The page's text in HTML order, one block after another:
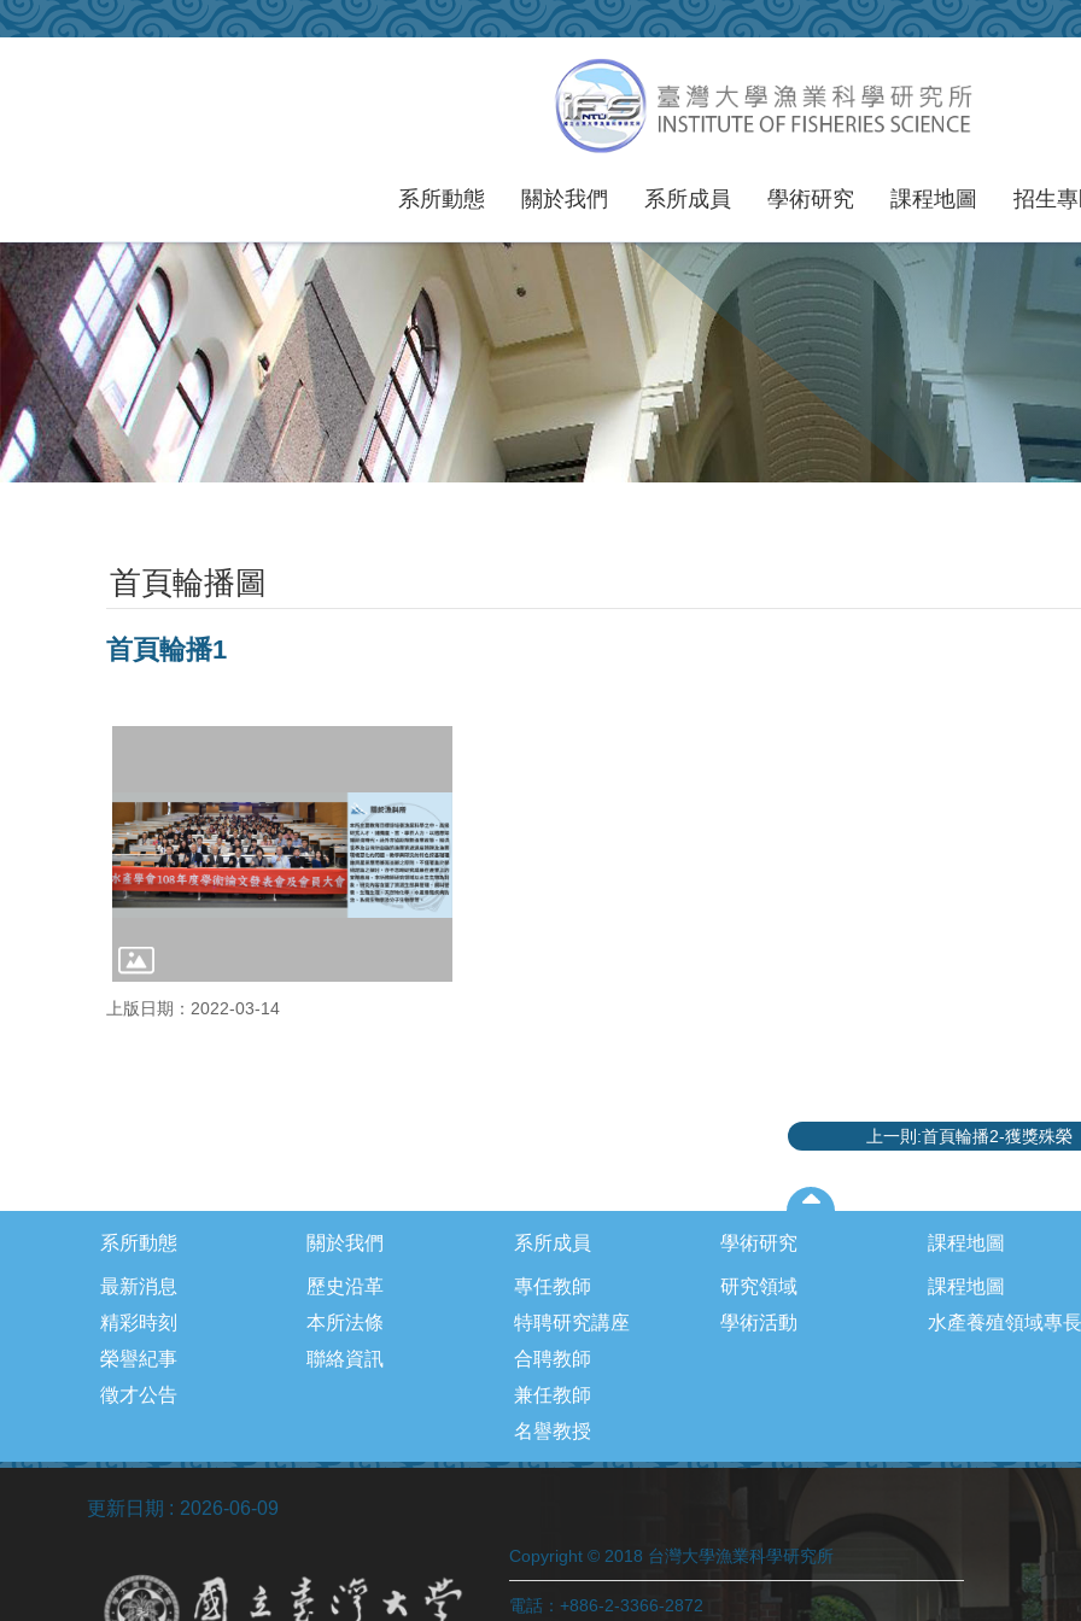
跳到主要內容區塊
系所動態 關於我們 系所成員 學術研究 課程地圖 招生專
首頁輪播圖
首頁輪播1
上版日期：2022-03-14
上一則:首頁輪播2-獲獎殊榮
系所動態
最新消息
精彩時刻
榮譽紀事
徵才公告
關於我們
歷史沿革
本所法條
聯絡資訊
系所成員
專任教師
特聘研究講座
合聘教師
兼任教師
名譽教授
學術研究
研究領域
學術活動
課程地圖
課程地圖
水產養殖領域專長
更新日期 2026-06-09
Copyright © 2018 台灣大學漁業科學研究所
電話：+886-2-3366-2872